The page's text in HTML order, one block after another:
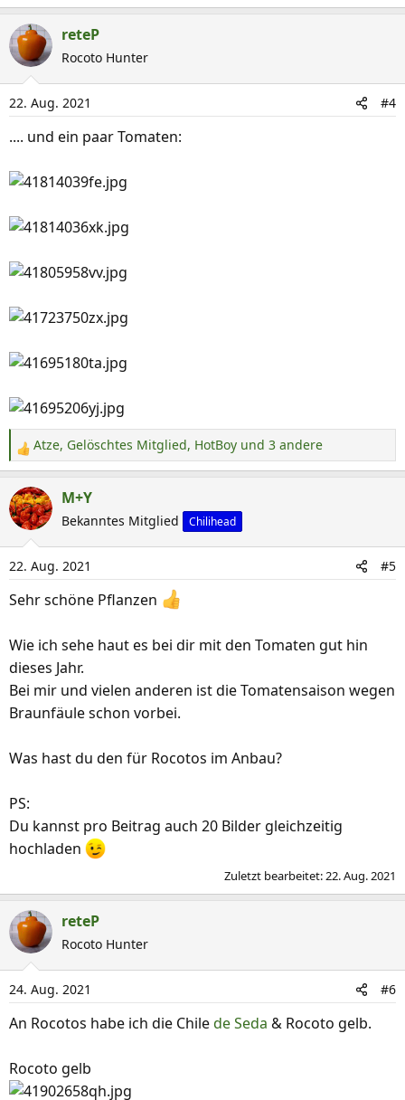
e
a
k
t
i
o
n
:
reteP
Rocoto Hunter
22. Aug. 2021 #4
.... und ein paar Tomaten:
R
e
a
k
t
i
o
n
:
Atze, Gelöschtes Mitglied, HotBoy und 3 andere
M+Y
Bekanntes Mitglied Chilihead
22. Aug. 2021 #5
Sehr schöne Pflanzen
Wie ich sehe haut es bei dir mit den Tomaten gut hin
dieses Jahr.
Bei mir und vielen anderen ist die Tomatensaison wegen
Braunfäule schon vorbei.
Was hast du den für Rocotos im Anbau?
PS:
Du kannst pro Beitrag auch 20 Bilder gleichzeitig
hochladen
Zuletzt bearbeitet:22. Aug. 2021
reteP
Rocoto Hunter
24. Aug. 2021 #6
An Rocotos habe ich die Chilede Seda & Rocoto gelb.
Rocoto gelb